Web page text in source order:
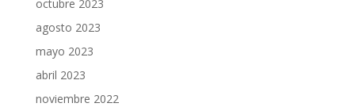
octubre 2023
agosto 2023
mayo 2023
abril 2023
noviembre 2022